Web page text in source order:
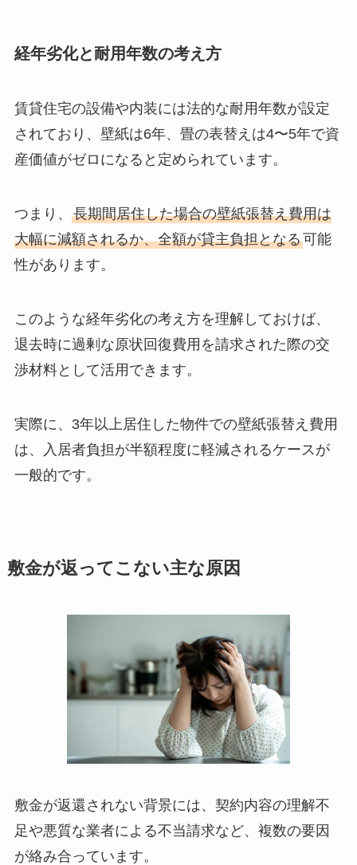
経年劣化と耐用年数の考え方
賃貸住宅の設備や内装には法的な耐用年数が設定
されており、壁紙は6年、畳の表替えは4〜5年で資
産価値がゼロになると定められています。
つまり、 長期間居住した場合の壁紙張替え費用は
大幅に減額されるか、全額が貸主負担となる可能
性があります。
このような経年劣化の考え方を理解しておけば、
退去時に過剰な原状回復費用を請求された際の交
渉材料として活用できます。
実際に、3年以上居住した物件での壁紙張替え費用
は、入居者負担が半額程度に軽減されるケースが
一般的です。
敷金が返ってこない主な原因
敷金が返還されない背景には、契約内容の理解不
足や悪質な業者による不当請求など、複数の要因
が絡み合っています。